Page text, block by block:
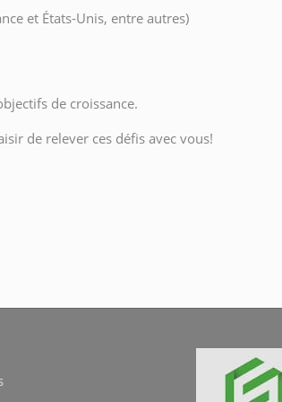
et États-Unis, entre autres)
de croissance.
de relever ces défis avec vous!